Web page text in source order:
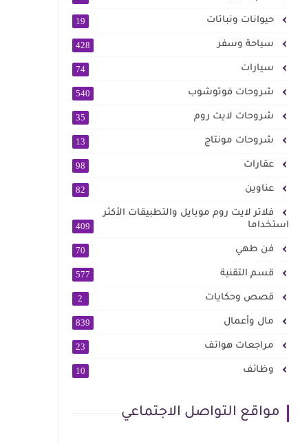
حيوانات ونباتات 19
سياحة وسفر 428
سيارات 74
شروحات فوتوشوب 540
شروحات لايت روم 35
شروحات مونتاج 13
عقارات 98
عناوين 82
فلاتر لايت روم موبايل والتطبيقات الأكثر
استخداما
409
فن طهي 70
قسم التقنية 577
قصص وحكايات 2
مال وأعمال 839
مراجعات هواتف 23
وظائف 10
مواقع التواصل الاجتماعي